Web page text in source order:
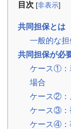
役
ち
コ
ラ
ム
続・
有
分・
家・
▾
目次 [非表示]
共同担保とは
一般的な
共同担保が必
ケース①：
場合
ケース②：
ケース③：
ケース④：